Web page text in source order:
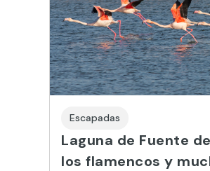
Escapadas
Laguna de Fuente
los flamencos y